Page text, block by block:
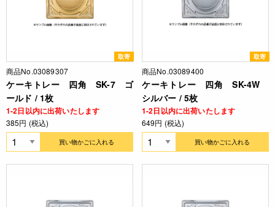
取寄
商品No.03089307
ケーキトレー 四角 SK-7 ゴ
ールド / 1枚
1-2日以内に出荷いたします
385円 (税込)
買い物かごに入れる
取寄
商品No.03089400
ケーキトレー 四角 SK-4W
シルバー / 5枚
1-2日以内に出荷いたします
649円 (税込)
買い物かごに入れる